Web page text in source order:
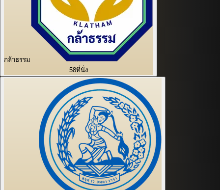
กล้าธรรม
58ที่นั่ง